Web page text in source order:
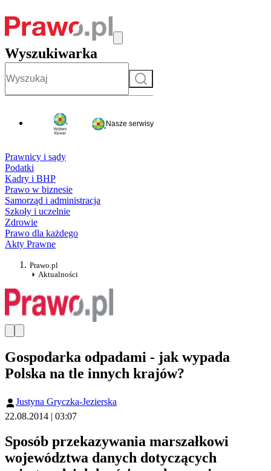
Wyszukiwarka
Szukaj
Nasze serwisy
Prawnicy i sądy
Podatki
Kadry i BHP
Prawo w biznesie
Samorząd i administracja
Szkoły i uczelnie
Zdrowie
Prawo dla każdego
Akty Prawne
Prawo.pl
Aktualności
Gospodarka odpadami - jak wypada
Polska na tle innych krajów?
Justyna Gryczka-Jezierska
22.08.2014 | 03:07
Sposób przekazywania marszałkowi
województwa danych dotyczących